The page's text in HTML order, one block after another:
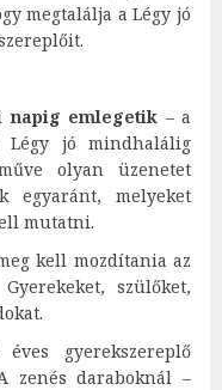
megtalálja a Légy jó
napig emlegetik – a
Légy jó mindhalálig
olyan üzenetet
egyaránt, melyeket
mutatni.
kell mozdítania az
szülőket,
gyerekszereplő
zenés daraboknál –